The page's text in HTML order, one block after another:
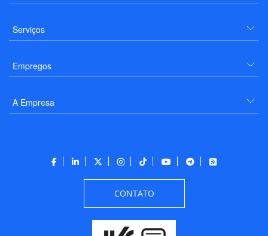
Serviços
Empregos
A Empresa
CONTATO